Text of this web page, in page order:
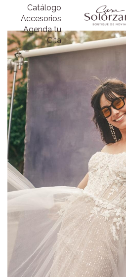
Catálogo
Accesorios
Agenda tu
Cita